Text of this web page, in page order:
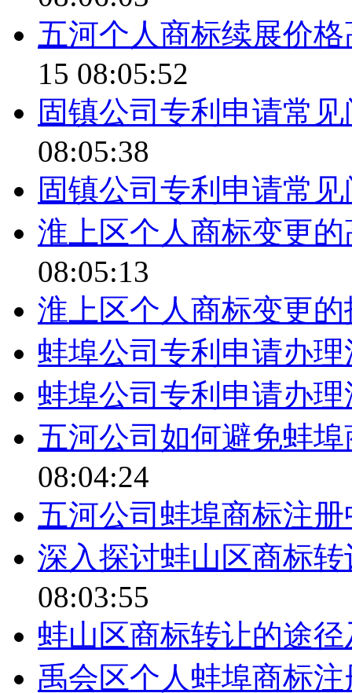
五河个人商标续展价
15 08:05:52
固镇公司专利申请常
08:05:38
固镇公司专利申请常
淮上区个人商标变更
08:05:13
淮上区个人商标变更
蚌埠公司专利申请办
蚌埠公司专利申请办
五河公司如何避免蚌
08:04:24
五河公司蚌埠商标注
深入探讨蚌山区商标
08:03:55
蚌山区商标转让的途
禹会区个人蚌埠商标